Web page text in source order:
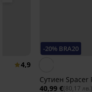
4,9
-20% BRA20
Сутиен Spacer
40,99 €(80,17 лв.)